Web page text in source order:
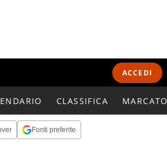
ACCEDI
CLASSIFICA
Fonti preferite